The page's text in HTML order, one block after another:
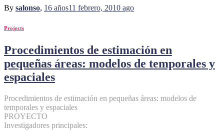
By salonso, 16 años11 febrero, 2010 ago
Projects
Procedimientos de estimación en
pequeñas áreas: modelos de temporales y
espaciales
Procedimientos de estimación en pequeñas áreas: modelos de
temporales y espaciales
PROYECTO
Investigadores principales: